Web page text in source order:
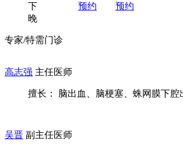
下
预约
预约
晚
专家/特需门诊
高志强 主任医师
擅长： 脑出血、脑梗塞、蛛网膜下
吴晋 副主任医师